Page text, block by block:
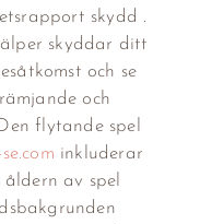
skydd .
skyddar ditt
och se
och
flytande spel
inkluderar
av spel